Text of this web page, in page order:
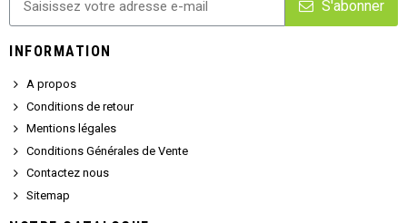
S'abonner
INFORMATION
A propos
Conditions de retour
Mentions légales
Conditions Générales de Vente
Contactez nous
Sitemap